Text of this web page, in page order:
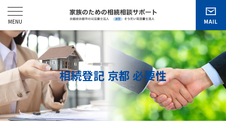
相続登記 京都 必要性